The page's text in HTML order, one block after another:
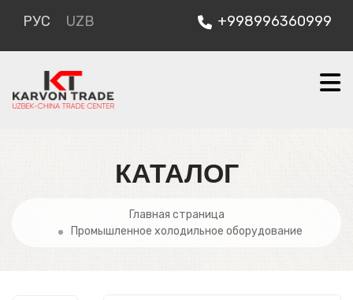
РУС UZB +998996360999
КАТАЛОГ
Главная страница
Промышленное холодильное оборудование